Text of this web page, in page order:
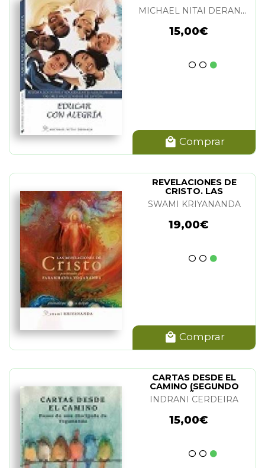
MICHAEL NITAI DERANJA
15,00€
Comprar
REVELACIONES DE
CRISTO. LAS
SWAMI KRIYANANDA
19,00€
Comprar
CARTAS DESDE EL
CAMINO (SEGUNDO
AÑO)
INDRANI CERDEIRA
15,00€